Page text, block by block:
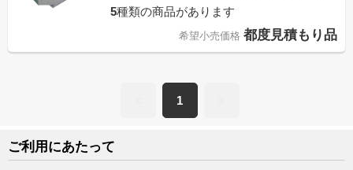
5種類の商品があります
希望小売価格 都度見積もり品
1
ご利用にあたって